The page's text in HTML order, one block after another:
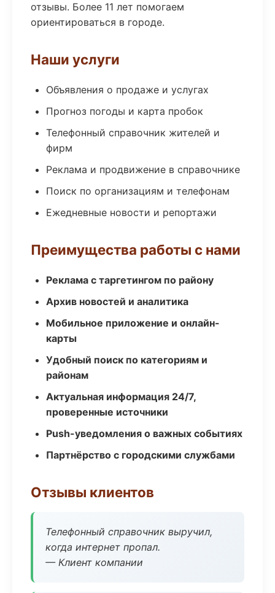
отзывы. Более 11 лет помогаем
ориентироваться в городе.
Наши услуги
Объявления о продаже и услугах
Прогноз погоды и карта пробок
Телефонный справочник жителей и
фирм
Реклама и продвижение в справочнике
Поиск по организациям и телефонам
Ежедневные новости и репортажи
Преимущества работы с нами
Реклама с таргетингом по району
Архив новостей и аналитика
Мобильное приложение и онлайн-
карты
Удобный поиск по категориям и
районам
Актуальная информация 24/7,
проверенные источники
Push-уведомления о важных событиях
Партнёрство с городскими службами
Отзывы клиентов
Телефонный справочник выручил,
когда интернет пропал.
— Клиент компании